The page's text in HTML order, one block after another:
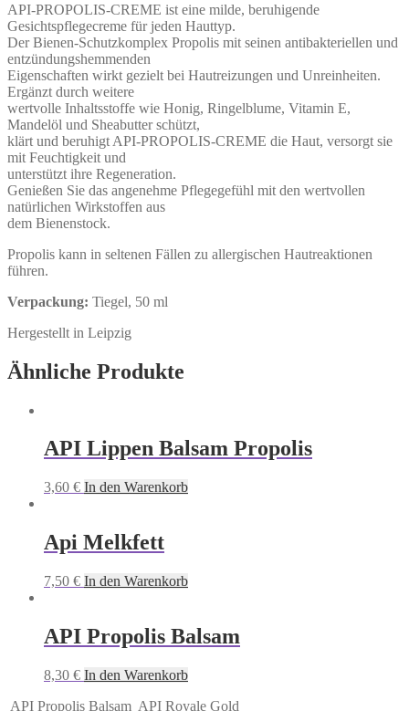
API-PROPOLIS-CREME ist eine milde, beruhigende
Gesichtspflegecreme für jeden Hauttyp.
Der Bienen-Schutzkomplex Propolis mit seinen antibakteriellen und
entzündungshemmenden
Eigenschaften wirkt gezielt bei Hautreizungen und Unreinheiten.
Ergänzt durch weitere
wertvolle Inhaltsstoffe wie Honig, Ringelblume, Vitamin E,
Mandelöl und Sheabutter schützt,
klärt und beruhigt API-PROPOLIS-CREME die Haut, versorgt sie
mit Feuchtigkeit und
unterstützt ihre Regeneration.
Genießen Sie das angenehme Pflegegefühl mit den wertvollen
natürlichen Wirkstoffen aus
dem Bienenstock.
Propolis kann in seltenen Fällen zu allergischen Hautreaktionen
führen.
Verpackung: Tiegel, 50 ml
Hergestellt in Leipzig
Ähnliche Produkte
API Lippen Balsam Propolis
3,60 € In den Warenkorb
Api Melkfett
7,50 € In den Warenkorb
API Propolis Balsam
8,30 € In den Warenkorb
API Propolis Balsam API Royale Gold